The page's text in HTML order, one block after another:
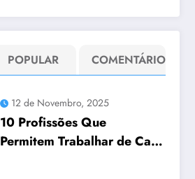
POPULAR COMENTÁRIO
12 de Novembro, 2025
10 Profissões Que
Permitem Trabalhar de Casa